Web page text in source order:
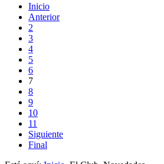
Inicio
Anterior
2
3
4
5
6
7
8
9
10
11
Siguiente
Final